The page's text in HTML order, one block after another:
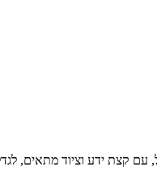
עם קצת ידע וציוד מתאים,